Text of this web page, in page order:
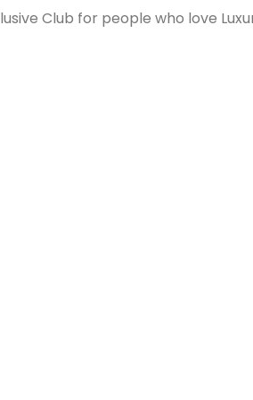
Club for people who love